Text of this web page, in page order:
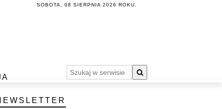
SOBOTA, 08 SIERPNIA 2026 ROKU.